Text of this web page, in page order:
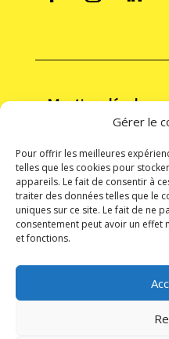
Gérer le
Pour offrir les meilleures
telles que les cookies pour
appareils. Le fait de consentir à
traiter des données telles que le
uniques sur ce site. Le fait de ne
consentement peut avoir un effet
et fonctions.
Mentions légales
Mentions Légales
Politique de cookies
Politique de
Conditions
Conditions générales